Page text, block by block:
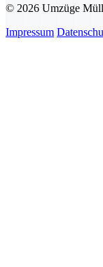
© 2026 Umzüge
Impressum